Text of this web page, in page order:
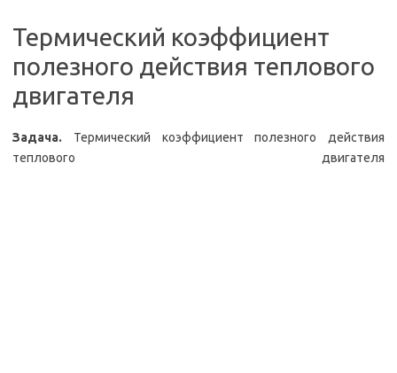
Термический коэффициент
полезного действия теплового
двигателя
Задача. Термический коэффициент полезного действия
теплового двигателя